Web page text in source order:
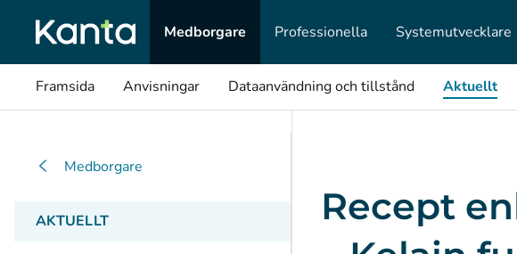
Medborgare
Professionella Systemutvecklare
Framsida Anvisningar Dataanvändning och tillstånd Aktuellt
Medborgare
AKTUELLT
Recept